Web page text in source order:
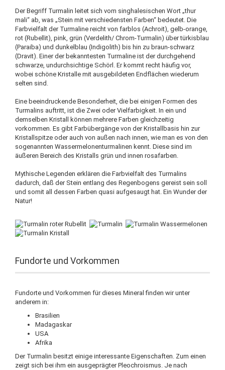
Der Begriff Turmalin leitet sich vom singhalesischen Wort „thur
mali“ ab, was „Stein mit verschiedensten Farben“ bedeutet. Die
Farbvielfalt der Turmaline reicht von farblos (Achroit), gelb-orange,
rot (Rubellit), pink, grün (Verdelith/ Chrom-Turmalin) über türkisblau
(Paraiba) und dunkelblau (Indigolith) bis hin zu braun-schwarz
(Dravit). Einer der bekanntesten Turmaline ist der durchgehend
schwarze, undurchsichtige Schörl. Er kommt recht häufig vor,
wobei schöne Kristalle mit ausgebildeten Endflächen wiederum
selten sind.
Eine beeindruckende Besonderheit, die bei einigen Formen des
Turmalins auftritt, ist die Zwei oder Vielfarbigkeit. In ein und
demselben Kristall können mehrere Farben gleichzeitig
vorkommen. Es gibt Farbübergänge von der Kristallbasis hin zur
Kristallspitze oder auch von außen nach innen, wie man es von den
sogenannten Wassermelonenturmalinen kennt. Diese sind im
äußeren Bereich des Kristalls grün und innen rosafarben.
Mythische Legenden erklären die Farbvielfalt des Turmalins
dadurch, daß der Stein entlang des Regenbogens gereist sein soll
und somit all dessen Farben quasi aufgesaugt hat. Ein Wunder der
Natur!
Fundorte und Vorkommen
Fundorte und Vorkommen für dieses Mineral finden wir unter
anderem in:
Brasilien
Madagaskar
USA
Afrika
Der Turmalin besitzt einige interessante Eigenschaften. Zum einen
zeigt sich bei ihm ein ausgeprägter Pleochroismus. Je nach